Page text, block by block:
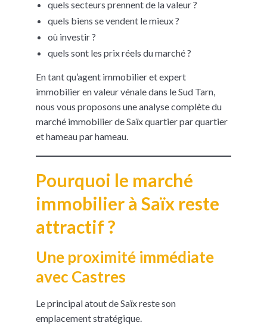
quels secteurs prennent de la valeur ?
quels biens se vendent le mieux ?
où investir ?
quels sont les prix réels du marché ?
En tant qu’agent immobilier et expert
immobilier en valeur vénale dans le Sud Tarn,
nous vous proposons une analyse complète du
marché immobilier de Saïx quartier par quartier
et hameau par hameau.
Pourquoi le marché
immobilier à Saïx reste
attractif ?
Une proximité immédiate
avec Castres
Le principal atout de Saïx reste son
emplacement stratégique.